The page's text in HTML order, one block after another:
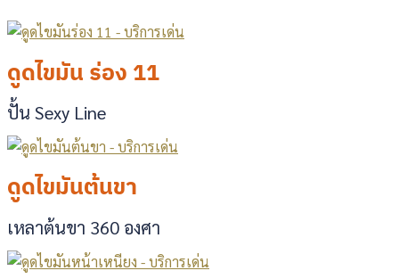
ดูดไขมัน ร่อง 11
ปั้น Sexy Line
ดูดไขมันต้นขา
เหลาต้นขา 360 องศา